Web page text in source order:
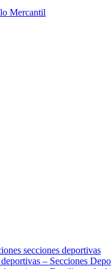
Mercantil
secciones deportivas
– Secciones